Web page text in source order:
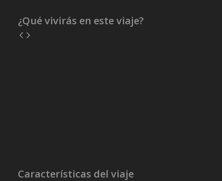
¿Qué vivirás en este viaje?
Características del viaje